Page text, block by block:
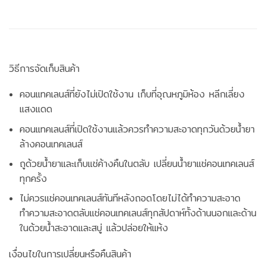
วิธีการจัดเก็บสินค้า
คอนแทคเลนส์ที่ยังไม่เปิดใช้งาน เก็บที่อุณหภูมิห้อง หลีกเลี่ยง
แสงแดด
คอนแทคเลนส์ที่เปิดใช้งานแล้วควรทำความสะอาดทุกวันด้วยน้ำยา
ล้างคอนเทคเลนส์
ถูด้วยน้ำยาและเก็บแช่ค้างคืนในตลับ เปลี่ยนน้ำยาแช่คอนเทคเลนส์
ทุกครั้ง
ไม่ควรแช่คอนเทคเลนส์ทันทีหลังถอดโดยไม่ได้ทำความสะอาด
ทำความสะอาดตลับแช่คอนเทคเลนส์ทุกสัปดาห์ทั้งด้านนอกและด้าน
ในด้วยน้ำสะอาดและสบู่ แล้วปล่อยให้แห้ง
เงื่อนไขในการเปลี่ยนหรือคืนสินค้า